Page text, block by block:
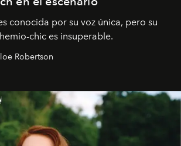
conocida por su voz única, pero su
chic es insuperable.
Robertson